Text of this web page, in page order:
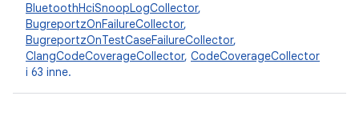
BluetoothHciSnoopLogCollector,
BugreportzOnFailureCollector,
BugreportzOnTestCaseFailureCollector,
ClangCodeCoverageCollector, CodeCoverageCollector
i 63 inne.